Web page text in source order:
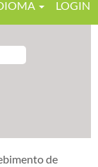
LOGIN
de